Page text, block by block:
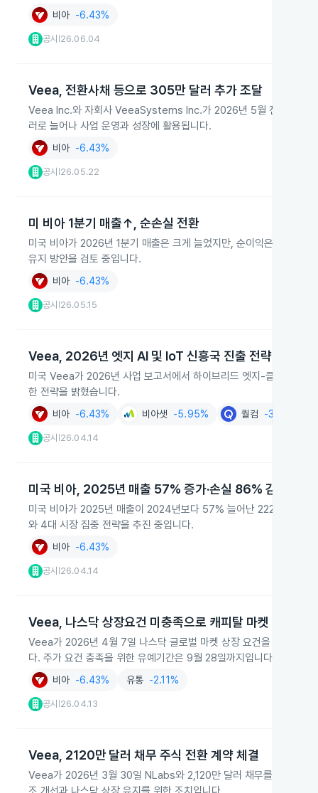
비아 -6.43%
공시 26.06.04
Veea, 전환사채 등으로 305만 달러 추가 조달
Veea Inc.와 자회사 VeeaSystems Inc.가 2026년 5월 전환사채와
러로 늘어나 사업 운영과 성장에 활용됩니다.
비아 -6.43%
공시 26.05.22
미 비아 1분기 매출↑, 순손실 전환
미국 비아가 2026년 1분기 매출은 크게 늘었지만, 순이익은 467만
유지 방안을 검토 중입니다.
비아 -6.43%
공시 26.05.15
Veea, 2026년 엣지 AI 및 IoT 신흥국 진출 전략 공개
미국 Veea가 2026년 사업 보고서에서 하이브리드 엣지-클라우드
한 전략을 밝혔습니다.
비아 -6.43% 비아샛 -5.95% 퀄컴 -3.16%
공시 26.04.14
미국 비아, 2025년 매출 57% 증가·손실 86% 감소
미국 비아가 2025년 매출이 2024년보다 57% 늘어난 222,018달
와 4대 시장 집중 전략을 추진 중입니다.
비아 -6.43%
공시 26.04.14
Veea, 나스닥 상장요건 미충족으로 캐피탈 마켓 이전
Veea가 2026년 4월 7일 나스닥 글로벌 마켓 상장 요건을 30일 연
다. 주가 요건 충족을 위한 유예기간은 9월 28일까지입니다.
비아 -6.43% 유통 -2.11%
공시 26.04.13
Veea, 2120만 달러 채무 주식 전환 계약 체결
Veea가 2026년 3월 30일 NLabs와 2,120만 달러 채무를 전환우선